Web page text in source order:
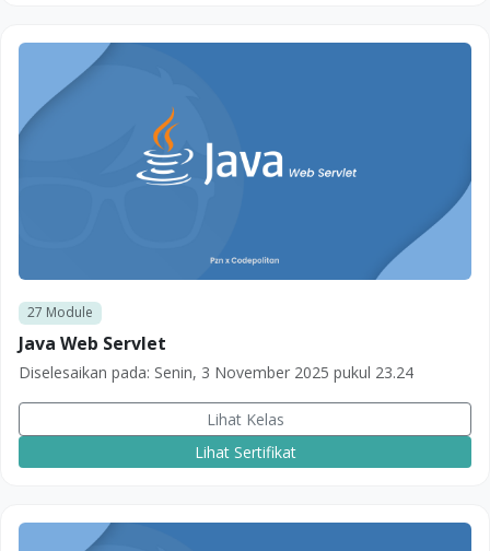
27 Module
Java Web Servlet
Diselesaikan pada: Senin, 3 November 2025 pukul 23.24
Lihat Kelas
Lihat Sertifikat